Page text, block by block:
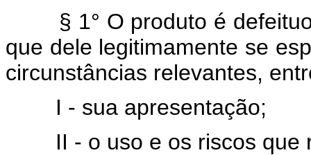
§ 1° O produto é
que dele legitimamente se
circunstâncias relevantes,
I - sua apresentação;
II - o uso e os riscos